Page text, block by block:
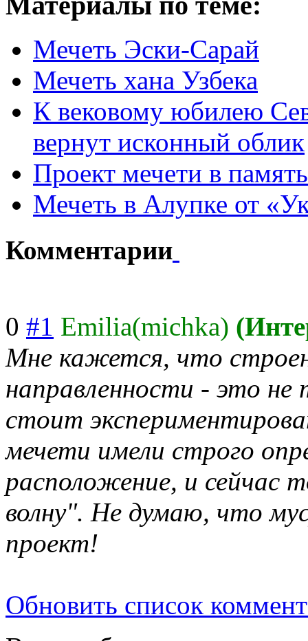
Мечеть Эски-Сарай
Мечеть хана Узбека
К вековому юбилею
вернут исконный облик
Проект мечети в
Мечеть в Алупке от
Комментарии
0 #1 Emilia(michka)
Мне кажется, что
направленности - это
стоит экспериментиров
мечети имели строго
расположение, и сейчас
волну". Не думаю, что
проект!
Обновить список